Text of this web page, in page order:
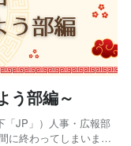
う部編～
「JP」）人事・広報部
に終わってしまいまし